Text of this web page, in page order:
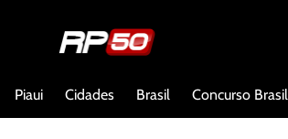
Piaui Cidades Brasil Concurso Brasil